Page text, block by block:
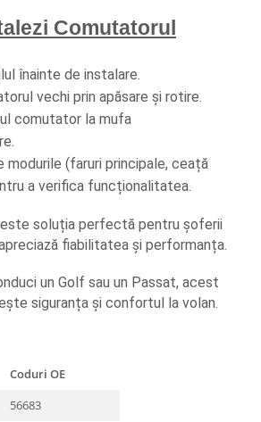
Comutatorul
înainte de instalare.
vechi prin apăsare și rotire.
comutator la mufa
(faruri principale, ceață
a verifica funcționalitatea.
soluția perfectă pentru șoferii
fiabilitatea și performanța.
un Golf sau un Passat, acest
siguranța și confortul la volan.
Coduri OE
56683